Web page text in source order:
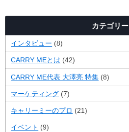
カテゴリー
インタビュー (8)
CARRY MEとは (42)
CARRY ME代表 大澤亮 特集 (8)
マーケティング (7)
キャリーミーのプロ (21)
イベント (9)